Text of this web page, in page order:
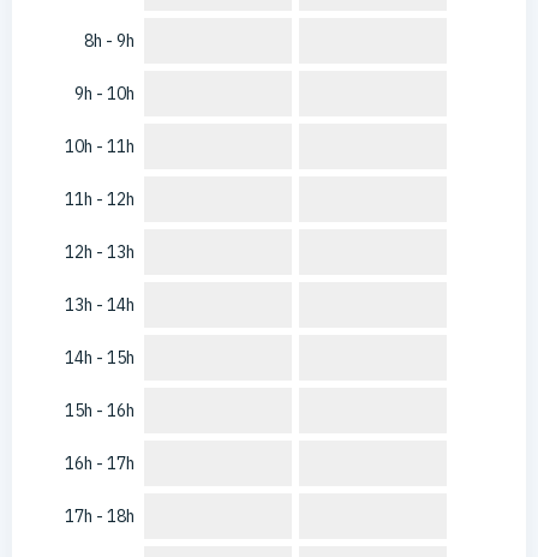
8h - 9h
9h - 10h
10h - 11h
11h - 12h
12h - 13h
13h - 14h
14h - 15h
15h - 16h
16h - 17h
17h - 18h